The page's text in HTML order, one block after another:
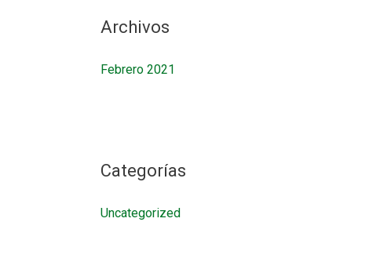
Archivos
Febrero 2021
Categorías
Uncategorized